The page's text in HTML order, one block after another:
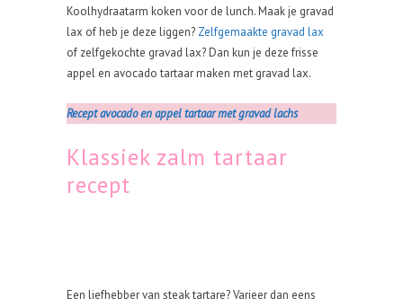
Koolhydraatarm koken voor de lunch. Maak je gravad
lax of heb je deze liggen? Zelfgemaakte gravad lax
of zelfgekochte gravad lax? Dan kun je deze frisse
appel en avocado tartaar maken met gravad lax.
Recept avocado en appel tartaar met gravad lachs
Klassiek zalm tartaar
recept
Een liefhebber van steak tartare? Varieer dan eens